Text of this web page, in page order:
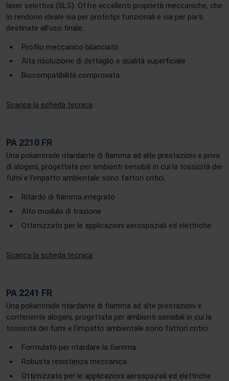
laser selettiva (SLS). Offre eccellenti proprietà meccaniche, che
lo rendono ideale sia per prototipi funzionali e sia per parti
destinate all’uso finale.
Profilo meccanico bilanciato
Alta risoluzione di dettaglio e qualità superficiale
Biocompatibilità comprovata
Scarica la scheda tecnica
PA 2210 FR
Una poliammide ritardante di fiamma ad alte prestazioni e priva
di alogeni, progettata per ambienti sensibili in cui la tossicità dei
fumi e l’impatto ambientale sono fattori critici.
Ritardo di fiamma integrato
Alto modulo di trazione
Ottimizzato per le applicazioni aerospaziali ed elettriche
Scarica la scheda tecnica
PA 2241 FR
Una poliammide ritardante di fiamma ad alte prestazioni e
contenente alogeni, progettata per ambienti sensibili in cui la
tossicità dei fumi e l’impatto ambientale sono fattori critici.
Formulato per ritardare la fiamma
Robusta resistenza meccanica
Ottimizzato per le applicazioni aerospaziali ed elettriche